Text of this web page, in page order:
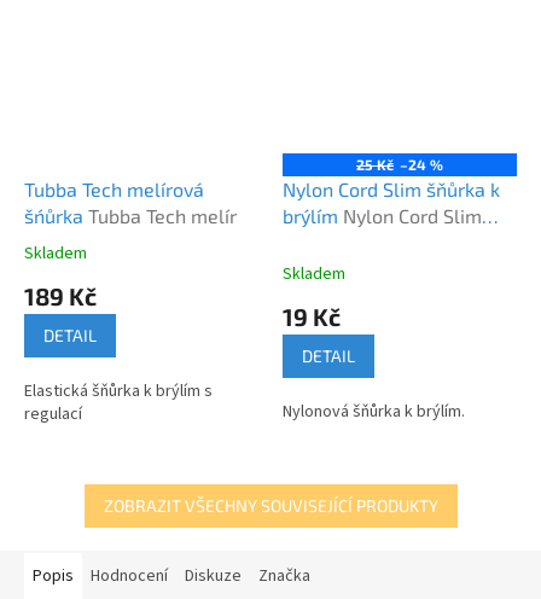
Tubba Tech melírová
šńůrka Tubba Tech melír
Průměrné
produktu
5,0
5
hvězdiček.
Skladem
189 Kč
DETAIL
Elastická šňůrka k brýlím s
regulací
25 Kč –24 %
Nylon Cord Slim šňůrka k
brýlím Nylon Cord Slim
Skladem
19 Kč
DETAIL
Nylonová šňůrka k brýlím.
ZOBRAZIT VŠECHNY SOUVISEJÍCÍ PRODUKTY
Popis Hodnocení Diskuze Značka